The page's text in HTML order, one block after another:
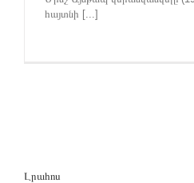
հայտնի [...]
Լրահոս